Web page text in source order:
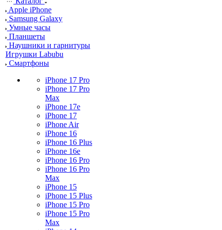
Apple iPhone
Samsung Galaxy
Умные часы
Планшеты
Наушники и гарнитуры
Игрушки Labubu
Смартфоны
iPhone 17 Pro
iPhone 17 Pro
Max
iPhone 17e
iPhone 17
iPhone Air
iPhone 16
iPhone 16 Plus
iPhone 16e
iPhone 16 Pro
iPhone 16 Pro
Max
iPhone 15
iPhone 15 Plus
iPhone 15 Pro
iPhone 15 Pro
Max